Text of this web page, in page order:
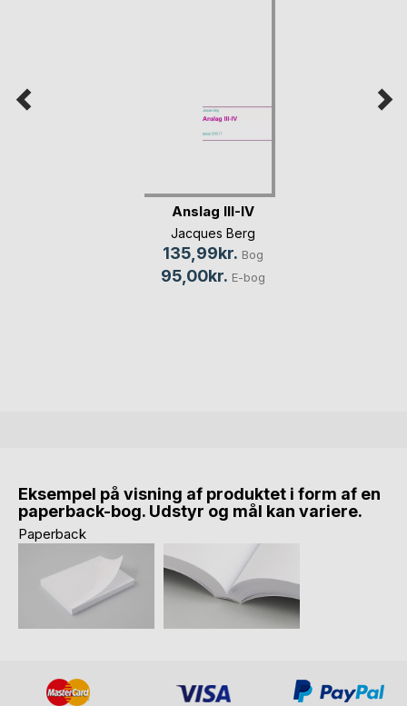
Anslag III-IV
Jacques Berg
135,99kr. Bog
95,00kr. E-bog
Eksempel på visning af produktet i form af en
paperback-bog. Udstyr og mål kan variere.
Paperback